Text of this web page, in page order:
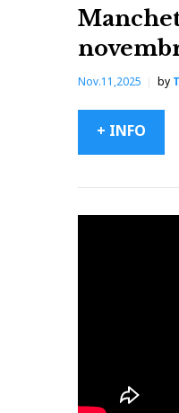
Nov.11,2025 by
+ INFO